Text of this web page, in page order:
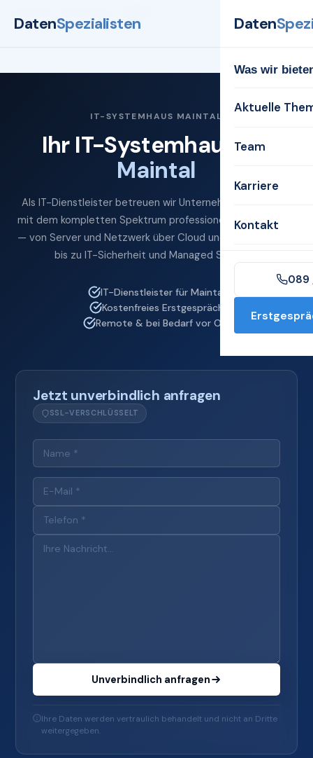
DatenSpezialisten Daten
Was wir
Aktuelle
Team
Karriere
Kontakt
089
IT-SYSTEMHAUS MAINTAL
Ihr IT-Systemhaus für
Maintal
Als IT-Dienstleister betreuen wir Unternehmen in Maintal
mit dem kompletten Spektrum professioneller IT-Services
— von Server und Netzwerk über Cloud und Microsoft 365
bis zu IT-Sicherheit und Managed Services.
IT-Dienstleister für Maintal
Kostenfreies Erstgespräch
Remote & bei Bedarf vor Ort
Jetzt unverbindlich anfragen
SSL-VERSCHLÜSSELT
Unverbindlich anfragen
Ihre Daten werden vertraulich behandelt und nicht an Dritte
weitergegeben.